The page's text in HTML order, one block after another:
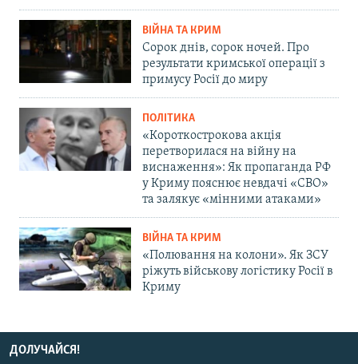
ВІЙНА ТА КРИМ
Сорок днів, сорок ночей. Про
результати кримської операції з
примусу Росії до миру
ПОЛІТИКА
«Короткострокова акція
перетворилася на війну на
виснаження»: Як пропаганда РФ
у Криму пояснює невдачі «СВО»
та залякує «мінними атаками»
ВІЙНА ТА КРИМ
«Полювання на колони». Як ЗСУ
ріжуть військову логістику Росії в
Криму
ДОЛУЧАЙСЯ!